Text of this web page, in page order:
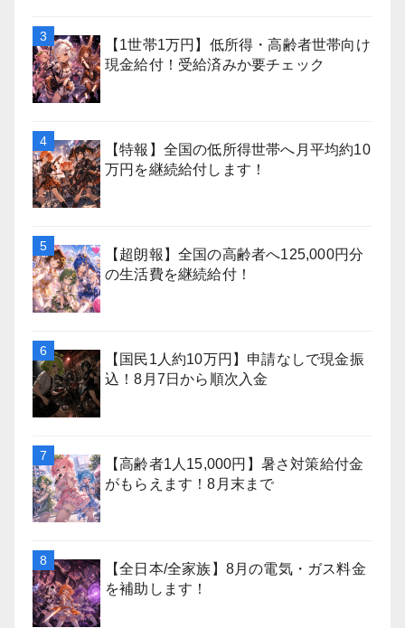
【1世帯1万円】低所得・高齢者世帯向け
現金給付！受給済みか要チェック
【特報】全国の低所得世帯へ月平均約10
万円を継続給付します！
【超朗報】全国の高齢者へ125,000円分
の生活費を継続給付！
【国民1人約10万円】申請なしで現金振
込！8月7日から順次入金
【高齢者1人15,000円】暑さ対策給付金
がもらえます！8月末まで
【全日本/全家族】8月の電気・ガス料金
を補助します！